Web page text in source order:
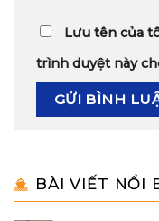
Lưu tên của
trình duyệt này
BÀI VIẾT NỔI